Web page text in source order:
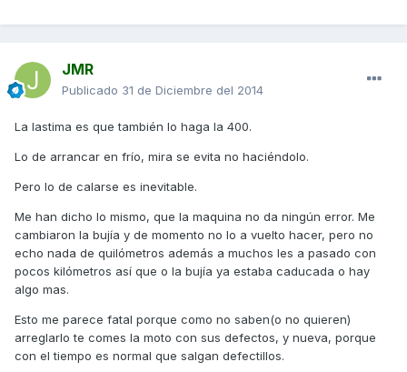
JMR
Publicado 31 de Diciembre del 2014
La lastima es que también lo haga la 400.
Lo de arrancar en frío, mira se evita no haciéndolo.
Pero lo de calarse es inevitable.
Me han dicho lo mismo, que la maquina no da ningún error. Me
cambiaron la bujía y de momento no lo a vuelto hacer, pero no
echo nada de quilómetros además a muchos les a pasado con
pocos kilómetros así que o la bujía ya estaba caducada o hay
algo mas.
Esto me parece fatal porque como no saben(o no quieren)
arreglarlo te comes la moto con sus defectos, y nueva, porque
con el tiempo es normal que salgan defectillos.